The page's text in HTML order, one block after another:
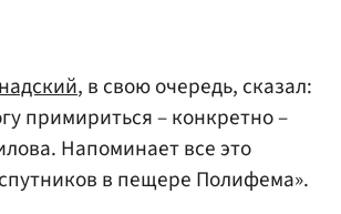
, в свою очередь, сказал:
примириться – конкретно –
Напоминает все это
в пещере Полифема».